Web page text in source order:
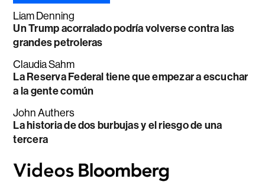
Liam Denning
Un Trump acorralado podría volverse contra las
grandes petroleras
Claudia Sahm
La Reserva Federal tiene que empezar a escuchar
a la gente común
John Authers
La historia de dos burbujas y el riesgo de una
tercera